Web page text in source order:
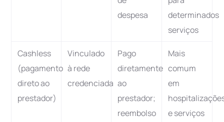
despesa
determinados
serviços
Cashless
(pagamento
direto ao
prestador)
Vinculado
à rede
credenciada
Pago
diretamente
ao
prestador;
reembolso
Mais
comum
em
e serviços